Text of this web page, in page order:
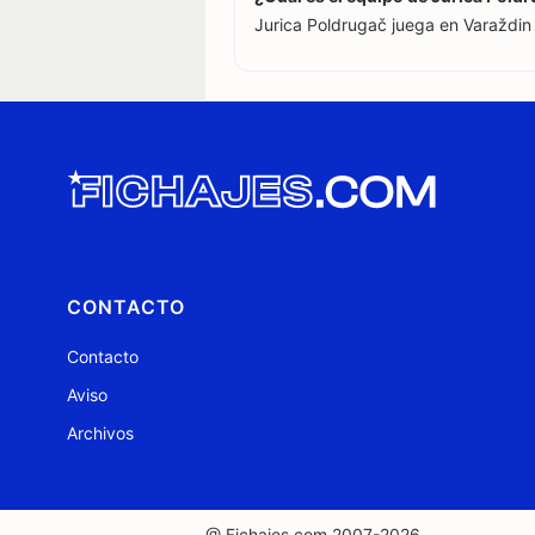
Jurica Poldrugač juega en Varaždin
CONTACTO
Contacto
Aviso
Archivos